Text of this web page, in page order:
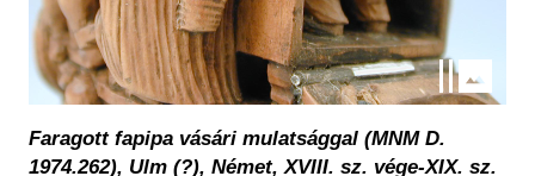
Faragott fapipa vásári mulatsággal (MNM D.
1974.262), Ulm (?), Német, XVIII. sz. vége-XIX. sz.